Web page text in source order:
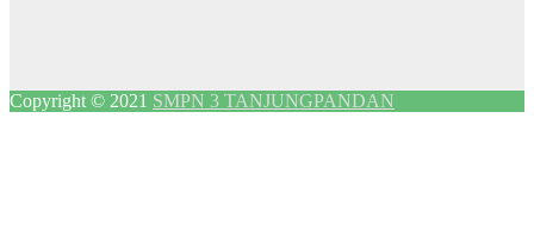
Copyright © 2021 SMPN 3 TANJUNGPANDAN